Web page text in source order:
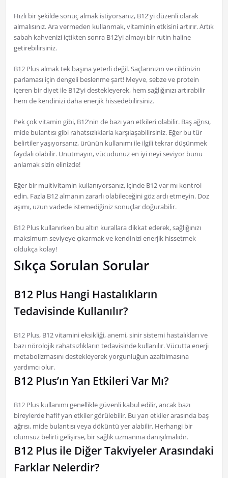
Hızlı bir şekilde sonuç almak istiyorsanız, B12'yi düzenli olarak
almalısınız. Ara vermeden kullanmak, vitaminin etkisini artırır. Artık
sabah kahvenizi içtikten sonra B12’yi almayı bir rutin haline
getirebilirsiniz.
B12 Plus almak tek başına yeterli değil. Saçlarınızın ve cildinizin
parlaması için dengeli beslenme şart! Meyve, sebze ve protein
içeren bir diyet ile B12’yi destekleyerek, hem sağlığınızı artırabilir
hem de kendinizi daha enerjik hissedebilirsiniz.
Pek çok vitamin gibi, B12’nin de bazı yan etkileri olabilir. Baş ağrısı,
mide bulantısı gibi rahatsızlıklarla karşılaşabilirsiniz. Eğer bu tür
belirtiler yaşıyorsanız, ürünün kullanımı ile ilgili tekrar düşünmek
faydalı olabilir. Unutmayın, vücudunuz en iyi neyi seviyor bunu
anlamak sizin elinizde!
Eğer bir multivitamin kullanıyorsanız, içinde B12 var mı kontrol
edin. Fazla B12 almanın zararlı olabileceğini göz ardı etmeyin. Doz
aşımı, uzun vadede istemediğiniz sonuçlar doğurabilir.
B12 Plus kullanırken bu altın kurallara dikkat ederek, sağlığınızı
maksimum seviyeye çıkarmak ve kendinizi enerjik hissetmek
oldukça kolay!
Sıkça Sorulan Sorular
B12 Plus Hangi Hastalıkların
Tedavisinde Kullanılır?
B12 Plus, B12 vitamini eksikliği, anemi, sinir sistemi hastalıkları ve
bazı nörolojik rahatsızlıkların tedavisinde kullanılır. Vücutta enerji
metabolizmasını destekleyerek yorgunluğun azaltılmasına
yardımcı olur.
B12 Plus’ın Yan Etkileri Var Mı?
B12 Plus kullanımı genellikle güvenli kabul edilir, ancak bazı
bireylerde hafif yan etkiler görülebilir. Bu yan etkiler arasında baş
ağrısı, mide bulantısı veya döküntü yer alabilir. Herhangi bir
olumsuz belirti gelişirse, bir sağlık uzmanına danışılmalıdır.
B12 Plus ile Diğer Takviyeler Arasındaki
Farklar Nelerdir?